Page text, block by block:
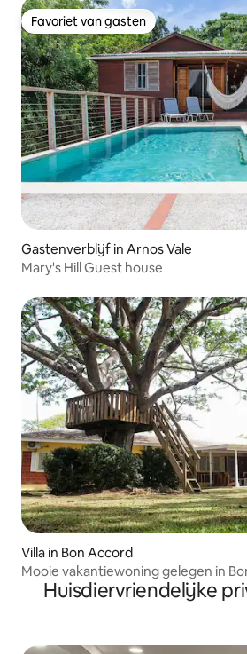
Favoriet van gasten
Favoriet van gasten
Gastenverblijf in Arnos Vale
Mary's Hill Guest house
Villa in Bon Accord
Mooie vakantiewoning gelegen in
Huisdiervriendelijke